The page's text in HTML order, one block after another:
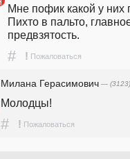
Мне пофик какой у них
Пихто в пальто,
предвзятость.
# ! Пожаловаться
Милана Герасимович — (3123)
Молодцы!
# ! Пожаловаться